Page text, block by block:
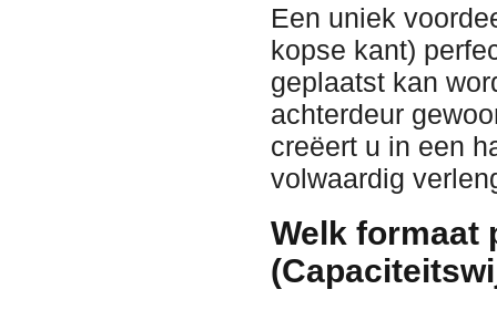
Een uniek
kopse kant)
geplaatst kan
achterdeur
creëert u in een
volwaardig
Welk formaat